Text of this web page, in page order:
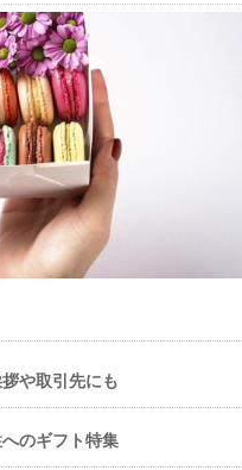
や取引先にも
のギフト特集